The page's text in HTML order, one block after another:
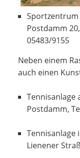
Postdamm
05483/9155
Neben einem
auch einen
Tennisanlage
Postdamm,
Tennisanlage
Lienener